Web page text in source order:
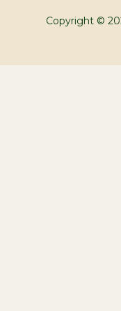
Copyright ©